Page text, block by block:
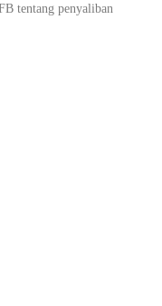
tentang penyaliban